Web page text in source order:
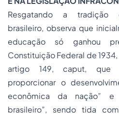
Resgatando a
brasileiro, observa que
educação só ganhou
Constituição Federal de
artigo 149, caput, que
proporcionar o
econômica da nação” e
brasileiro”, sendo tida